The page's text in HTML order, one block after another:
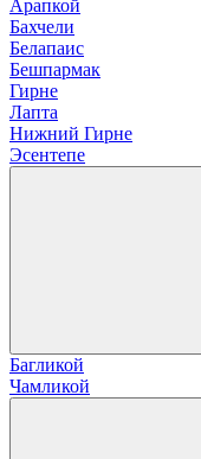
Арапкой
Бахчели
Белапаис
Бешпармак
Гирне
Лапта
Нижний Гирне
Эсентепе
Багликой
Чамликой